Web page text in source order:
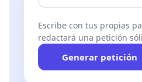
Escribe con tus propias
redactará una petición
Generar petición